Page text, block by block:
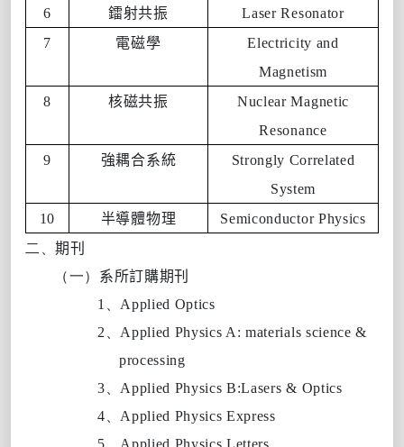
6
鐳射共振
Laser Resonator
7
電磁學
Electricity and
Magnetism
8
核磁共振
Nuclear Magnetic
Resonance
9
強耦合系統
Strongly Correlated
System
10
半導體物理
Semiconductor Physics
二、期刊
（一） 系所訂購期刊
1、 Applied Optics
2、 Applied Physics A: materials science &
processing
3、 Applied Physics B:Lasers & Optics
4、 Applied Physics Express
5、 Applied Physics Letters